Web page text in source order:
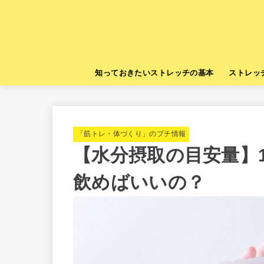
知っておきたいストレッチの基本 ストレッ
「筋トレ・体づくり」のプチ情報
【水分摂取の目安量
飲めばいいの？